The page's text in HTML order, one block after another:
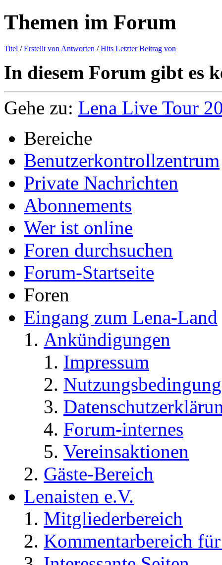
Themen im Forum
Titel /Erstellt von Antworten /Hits Letzter Beitrag von
In diesem Forum gibt es
Gehe zu: Lena Live Tour
Bereiche
Benutzerkontrollzentrum
Private Nachrichten
Abonnements
Wer ist online
Foren durchsuchen
Forum-Startseite
Foren
Eingang zum Lena-Land
Ankündigungen
Impressum
Forum-internes
Vereinsaktionen
Gäste-Bereich
Lenaisten e.V.
Mitgliederbereich
Kommentarbereich